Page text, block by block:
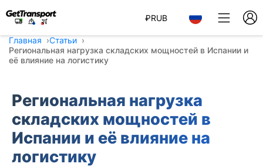
₽RUB
Главная
Статьи
Региональная нагрузка складских мощностей в Испании и
её влияние на логистику
Региональная нагрузка
складских мощностей в
Испании и её влияние на
логистику